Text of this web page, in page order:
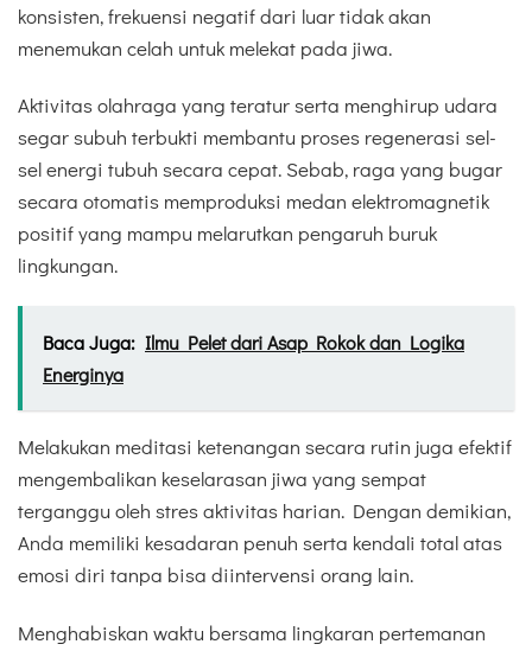
konsisten, frekuensi negatif dari luar tidak akan
menemukan celah untuk melekat pada jiwa.
Aktivitas olahraga yang teratur serta menghirup udara
segar subuh terbukti membantu proses regenerasi sel-
sel energi tubuh secara cepat. Sebab, raga yang bugar
secara otomatis memproduksi medan elektromagnetik
positif yang mampu melarutkan pengaruh buruk
lingkungan.
Baca Juga: Ilmu Pelet dari Asap Rokok dan Logika
Energinya
Melakukan meditasi ketenangan secara rutin juga efektif
mengembalikan keselarasan jiwa yang sempat
terganggu oleh stres aktivitas harian. Dengan demikian,
Anda memiliki kesadaran penuh serta kendali total atas
emosi diri tanpa bisa diintervensi orang lain.
Menghabiskan waktu bersama lingkaran pertemanan